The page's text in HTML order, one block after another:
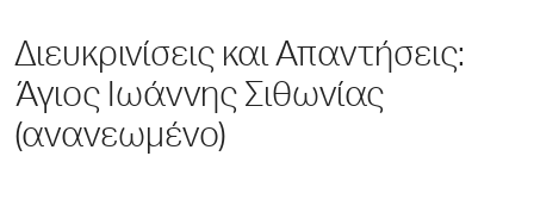
Διευκρινίσεις και Απαντήσεις:
Άγιος Ιωάννης Σιθωνίας
(ανανεωμένο)